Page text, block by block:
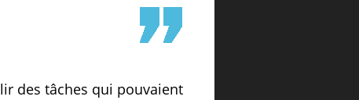
des tâches qui pouvaient